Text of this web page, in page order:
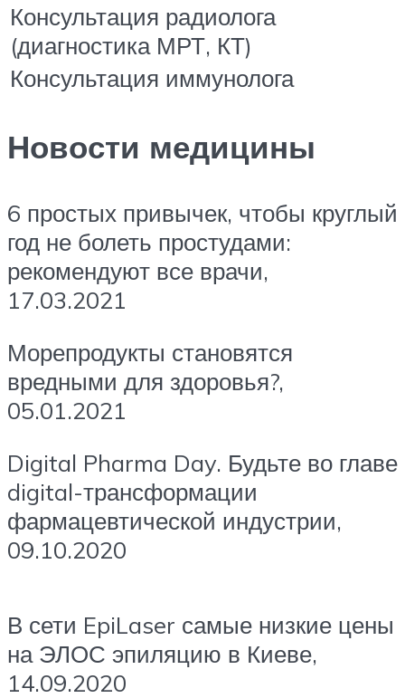
Консультация радиолога
(диагностика МРТ, КТ)
Консультация иммунолога
Новости медицины
6 простых привычек, чтобы круглый
год не болеть простудами:
рекомендуют все врачи,
17.03.2021
Морепродукты становятся
вредными для здоровья?,
05.01.2021
Digital Pharma Day. Будьте во главе
digital-трансформации
фармацевтической индустрии,
09.10.2020
В сети EpiLaser самые низкие цены
на ЭЛОС эпиляцию в Киеве,
14.09.2020